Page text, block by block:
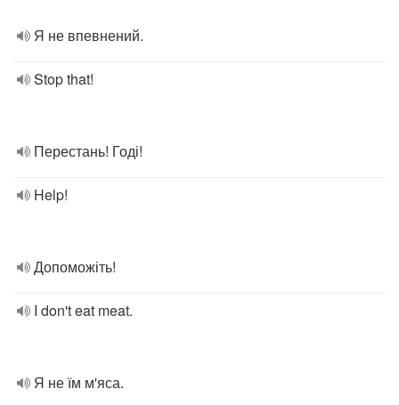
Я не впевнений.
Stop that!
Перестань! Годі!
Help!
Допоможіть!
I don't eat meat.
Я не їм м'яса.